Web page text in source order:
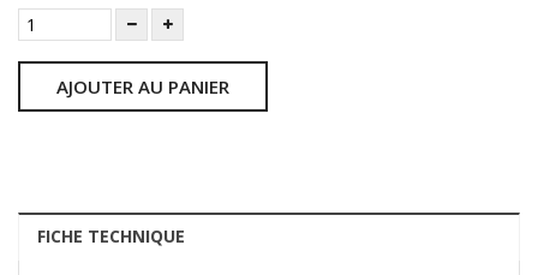
AJOUTER AU PANIER
FICHE TECHNIQUE